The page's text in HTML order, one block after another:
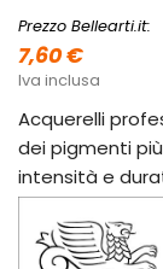
Prezzo Bellearti.it:
7,60 €
Iva inclusa
Acquerelli
dei pigmenti
intensità e